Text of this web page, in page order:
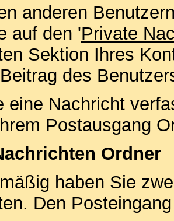
anderen
auf den 'Private
Sektion Ihres
des
eine Nachricht
Postausgang
Ordner
haben Sie
Den